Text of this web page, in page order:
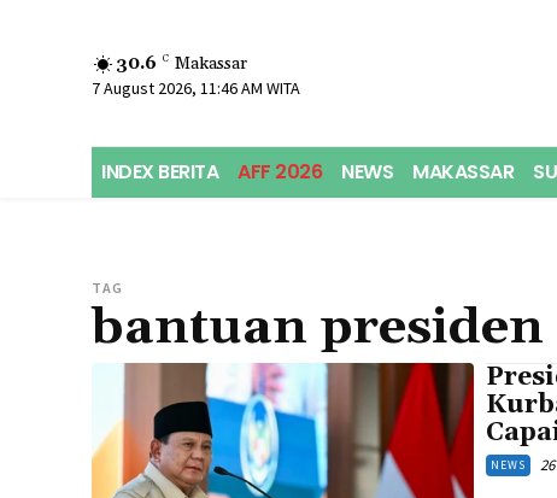
30.6 C Makassar
7 August 2026, 11:46 AM WITA
INDEX BERITA AFF 2026 NEWS MAKASSAR
TAG
bantuan presiden
NEWS